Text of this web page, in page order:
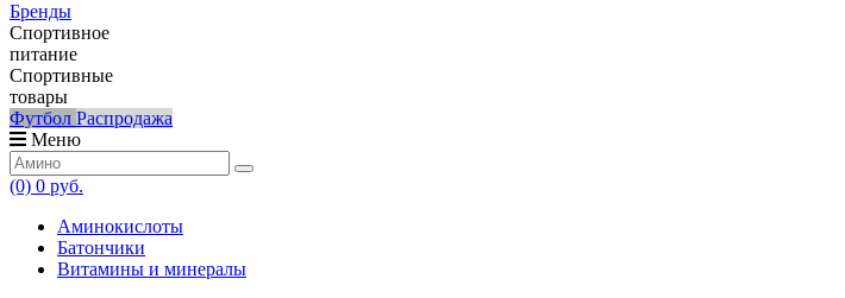
Бренды
Спортивное
питание
Спортивные
товары
Футбол Распродажа
Меню
(0) 0 руб.
Аминокислоты
Батончики
Витамины и минералы